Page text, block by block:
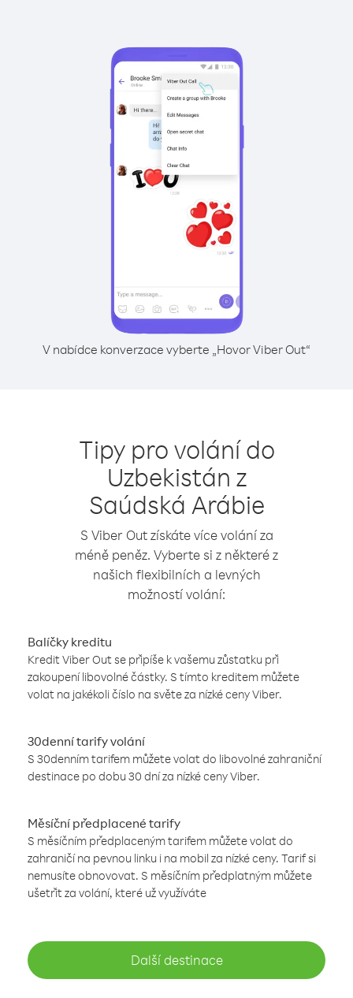
V nabídce konverzace vyberte „Hovor Viber Out“
Tipy pro volání do
Uzbekistán z
Saúdská Arábie
S Viber Out získáte více volání za
méně peněz. Vyberte si z některé z
našich flexibilních a levných
možností volání:
Balíčky kreditu
Kredit Viber Out se připíše k vašemu zůstatku při
zakoupení libovolné částky. S tímto kreditem můžete
volat na jakékoli číslo na světe za nízké ceny Viber.
30denní tarify volání
S 30denním tarifem můžete volat do libovolné zahraniční
destinace po dobu 30 dní za nízké ceny Viber.
Měsíční předplacené tarify
S měsíčním předplaceným tarifem můžete volat do
zahraničí na pevnou linku i na mobil za nízké ceny. Tarif si
nemusíte obnovovat. S měsíčním předplatným můžete
ušetřit za volání, které už využíváte
Další destinace